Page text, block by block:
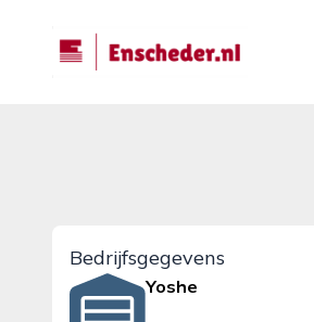
enscheder.nl
Bedrijfsgegevens
Yoshe